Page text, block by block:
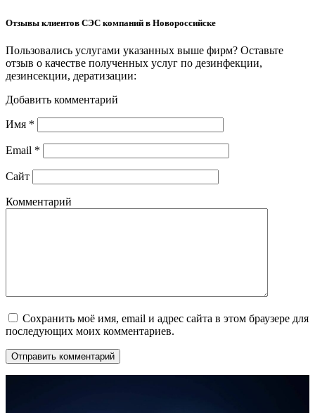
Отзывы клиентов СЭС компаний в Новороссийске
Пользовались услугами указанных выше фирм? Оставьте
отзыв о качестве полученных услуг по дезинфекции,
дезинсекции, дератизации:
Добавить комментарий
Имя *
Email *
Сайт
Комментарий
Сохранить моё имя, email и адрес сайта в этом браузере для
последующих моих комментариев.